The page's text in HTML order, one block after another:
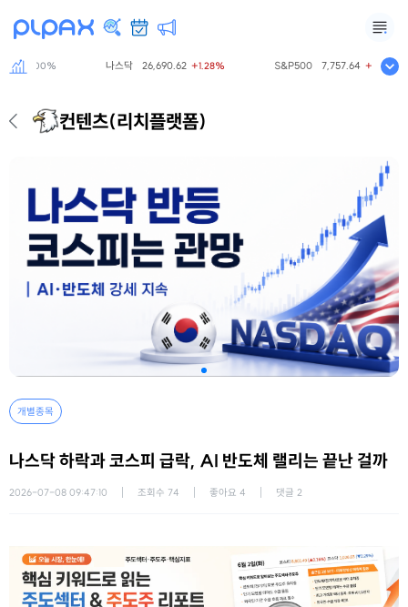
0.00% 나스닥 26,690.62 +1.28% S&P500 7,757.64 +0.61%
컨텐츠(리치플랫폼)
개별종목
나스닥 하락과 코스피 급락, AI 반도체 랠리는 끝난 걸까
2026-07-08 09:47:10 조회수 74 좋아요 4 댓글 2